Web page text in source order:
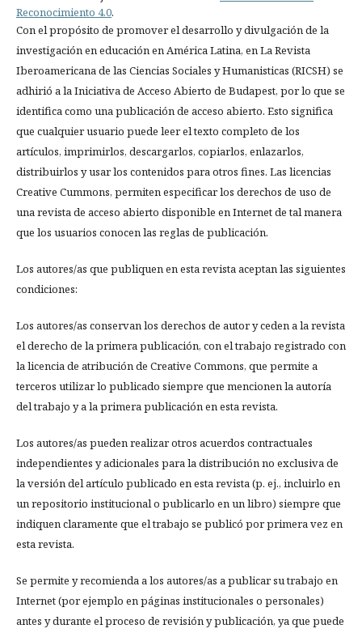
Reconocimiento 4.0.
Con el propósito de promover el desarrollo y divulgación de la
investigación en educación en América Latina, en La Revista
Iberoamericana de las Ciencias Sociales y Humanisticas (RICSH) se
adhirió a la Iniciativa de Acceso Abierto de Budapest, por lo que se
identifica como una publicación de acceso abierto. Esto significa
que cualquier usuario puede leer el texto completo de los
artículos, imprimirlos, descargarlos, copiarlos, enlazarlos,
distribuirlos y usar los contenidos para otros fines. Las licencias
Creative Cummons, permiten especificar los derechos de uso de
una revista de acceso abierto disponible en Internet de tal manera
que los usuarios conocen las reglas de publicación.
Los autores/as que publiquen en esta revista aceptan las siguientes
condiciones:
Los autores/as conservan los derechos de autor y ceden a la revista
el derecho de la primera publicación, con el trabajo registrado con
la licencia de atribución de Creative Commons, que permite a
terceros utilizar lo publicado siempre que mencionen la autoría
del trabajo y a la primera publicación en esta revista.
Los autores/as pueden realizar otros acuerdos contractuales
independientes y adicionales para la distribución no exclusiva de
la versión del artículo publicado en esta revista (p. ej., incluirlo en
un repositorio institucional o publicarlo en un libro) siempre que
indiquen claramente que el trabajo se publicó por primera vez en
esta revista.
Se permite y recomienda a los autores/as a publicar su trabajo en
Internet (por ejemplo en páginas institucionales o personales)
antes y durante el proceso de revisión y publicación, ya que puede